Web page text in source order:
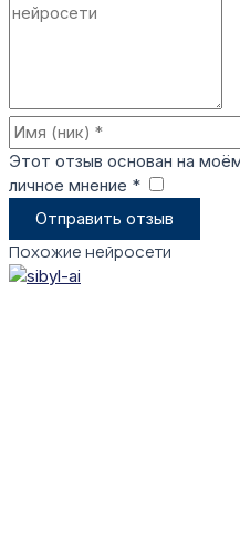
Этот отзыв основан на
личное мнение *
Отправить отзыв
Похожие нейросети